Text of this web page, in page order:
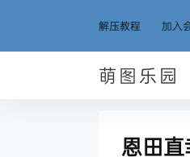
解压教程 加入
萌图乐园
恩田